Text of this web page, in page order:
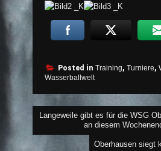
Posted in Training, Turniere,
Wasserballwelt
Beitragsnavigation
Langeweile gibt es für die WSG
an diesem
Oberhausen siegt